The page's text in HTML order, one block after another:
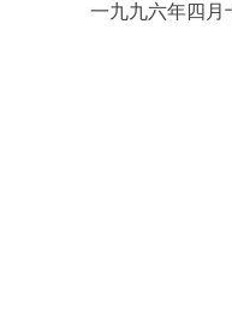
九九六年四月十